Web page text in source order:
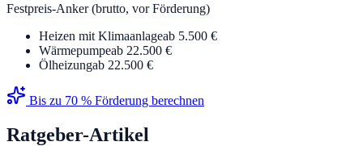
Festpreis-Anker (brutto, vor Förderung)
Heizen mit Klimaanlageab 5.500 €
Wärmepumpeab 22.500 €
Ölheizungab 22.500 €
Bis zu 70 % Förderung berechnen
Ratgeber-Artikel